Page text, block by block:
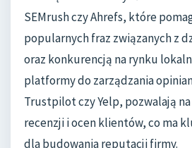
SEMrush czy Ahrefs, które
popularnych fraz związanych z
oraz konkurencją na rynku
platformy do zarządzania
Trustpilot czy Yelp, pozwalają
recenzji i ocen klientów, co ma
dla budowania reputacji firmy.